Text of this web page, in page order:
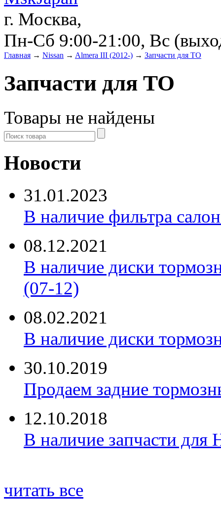
г. Москва,
Пн-Сб 9:00-21:00, Вс
Главная → Nissan → Almera III (2012-) → Запчасти для ТО
Запчасти для ТО
Товары не найдены
Новости
31.01.2023
В наличие фильтра
08.12.2021
В наличие диски
(07-12)
08.02.2021
В наличие диски
30.10.2019
Продаем задние
12.10.2018
В наличие запчасти для
читать все